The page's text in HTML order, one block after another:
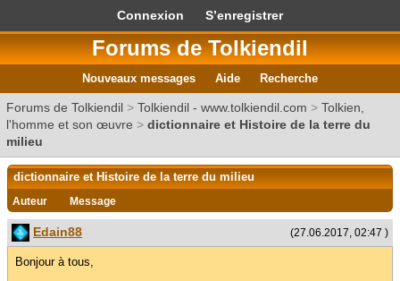
Connexion S’enregistrer
Forums de Tolkiendil
Nouveaux messages Aide Recherche
Forums de Tolkiendil > Tolkiendil - www.tolkiendil.com > Tolkien,
l'homme et son œuvre > dictionnaire et Histoire de la terre du
milieu
dictionnaire et Histoire de la terre du milieu
Auteur Message
(27.06.2017, 02:47 )
Edain88
Bonjour à tous,